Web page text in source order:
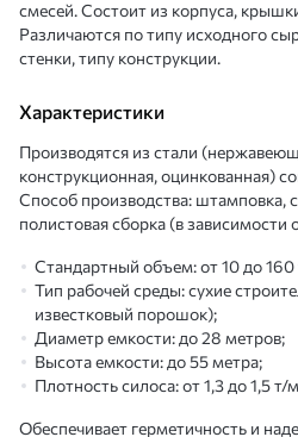
смесей. Состоит из корпуса,
Различаются по типу исходного
стенки, типу конструкции.
Характеристики
Производятся из стали
конструкционная, оцинкованная)
Способ производства: штамповка,
полистовая сборка (в зависимости
Стандартный объем: от 10 до 160
Тип рабочей среды: сухие
известковый порошок);
Диаметр емкости: до 28 метров;
Высота емкости: до 55 метра;
Плотность силоса: от 1,3 до 1,5 т/
Обеспечивает герметичность и